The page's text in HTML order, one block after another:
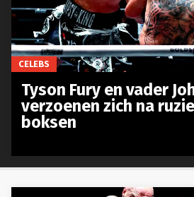
CELEBS
Tyson Fury en vader
verzoenen zich na
boksen